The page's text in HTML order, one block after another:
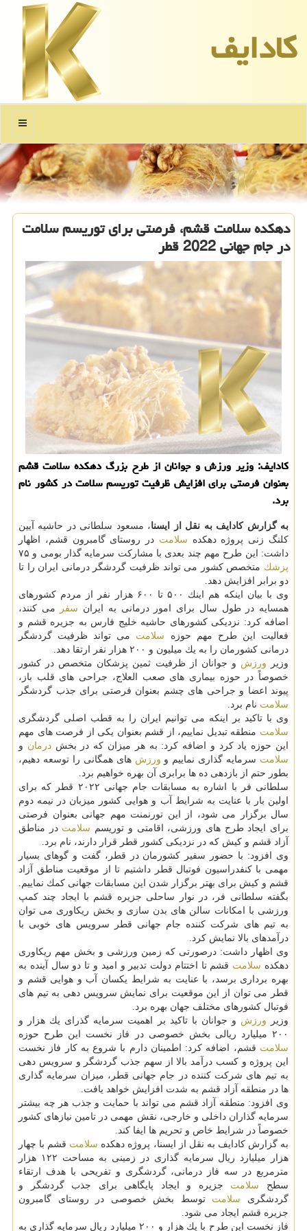
كادایف
منو
دهكده سلامت قشم، فرصتی برای توریسم سلامت
در جام جهانی 2022 قطر
كادایف: وزیر ورزش و جوانان از طرح بزرگ دهكده سلامت قشم
بعنوان فرصتی برای افزایش ظرفیت توریسم سلامت در كشور نام
برد.
به گزارش كادایف به نقل از ایسنا، مسعود سلطانی در حاشیه آیین
كلنگ زنی پروژه دهكده سلامت در روستای گامبرون قشم، اظهار
داشت: این طرح مهم چند بعدی با مشاركت سرمایه گذار بومی و ۷۵
پزشك متخصص كشور می تواند ظرفیت گردشگر درمانی ایران را تا
دو برابر افزایش دهد.
وی با بیان اینكه هم اینك ۵۰۰ تا ۶۰۰ هزار نفر از مردم كشورهای
همسایه در طول سال برای امور درمانی به ایران سفر
می كنند،
اضافه كرد: نزدیكی كشورهای حاشیه خلیج فارس به جزیره قشم و
فعالیت این طرح مهم حوزه سلامت می تواند ظرفیت گردشگر
درمانی كشورمان را به یك میلیون و ۲۰۰ هزار نفر ارتقا دهد.
وزیر ورزش و جوانان از ظرفیت ثمین پزشكان متخصص در كشور
خصوصاً در حوزه بیماری های صعب العلاج، جراحی های قلب باز،
پیوند اعضا و جراحی های چشم بعنوان فرصتی برای جذب گردشگر
سلامت نام برد.
وی با تاكید بر اینكه می توانیم ایران را به قطب اصلی گردشگری
سلامت منطقه تبدیل نماییم، از قشم بعنوان یكی از فرصت های مهم
این حوزه یاد كرد و اضافه كرد: به هر میزان كه در بخشدرمان و
سلامت سرمایه گذاری نماییم و ورزش های همگانی را توسعه دهیم،
بطور حتم از بازدهی ده ها برابری آن بهره خواهیم برد.
سلطانی فر با اشاره به مسابقات جام جهانی ۲۰۲۲ قطر كه برای
اولین بار با عنایت به شرایط آب و هوایی كشور میزبان در نیمه دوم
سال برگزار می شود، از این تورنمنت مهم جهانی بعنوان فرصتی
برای ایجاد طرح های ورزشی، اقامتی و توریسم سلامت در مناطق
آزاد قشم و كیش كه در نزدیكی كشور قطر قرار دارند، نام برد.
وی افزود: با حضور سفیر كشورمان در قطر، گفت و گوهای بسیار
مهمی با كنفدراسیون فوتبال قطر داشتیم تا از موقعیت مناطق آزاد
قشم و كیش برای بهتر برگزار شدن این مسابقات جهانی كمك نماییم.
بگفته سلطانی فر، در نوار ساحلی جزیره قشم با ایجاد چند كمپ
ورزشی با امكانات سالن های بدن سازی و بخش ریكاوری می توان
به تیم های شركت كننده جام جهانی قطر سرویس های خوبی با
درآمدهای بالا نمایش كرد.
وی اظهار داشت: درصورتی كه زمین ورزشی و بخش مهم ریكاوری
دهكده سلامت قشم تا اختتام دولت تدبیر و امید و تا دو سال آینده به
بهره برداری برسد، با عنایت به شرایط یكسان آب و هوایی قشم و
قطر می توان از این موقعیت برای نمایش سرویس دهی به تیم های
فوتبال كشورهای مختلف جهان بهره برد.
وزیر ورزش و جوانان با تاكید بر اهمیت سرمایه گذرای یك هزار و
۲۰۰ میلیارد ریالی بخش خصوصی در فاز نخست این طرح حوزه
سلامت قشم، اضافه كرد: اطمینان دارم با شروع به كار فاز نخست
این پروژه و كسب درآمد بالا از سهم جذب گردشگر و سرویس دهی
به تیم های شركت كننده در جام جهانی قطر، میزان سرمایه گذاری
ها در منطقه آزاد قشم به شدت افزایش خواهد یافت.
وی افزود: منطقه آزاد قشم می تواند با حمایت و جذب هر چه بیشتر
سرمایه گذاران داخلی و خارجی، نقش مهمی در تامین نیازهای كشور
خصوصاً در شرایط خاص و تحریم ها ایفا كند.
به گزارش كادایف به نقل از ایسنا، پروژه دهكده سلامت قشم با چهار
هزار میلیارد ریال سرمایه گذاری در زمینی به مساحت ۱۲۲ هزار
مترمربع در سه فاز درمانی، گردشگری و تفریحی با هدف ارتقاء
سطح سلامت جزیره و ایجاد پایگاهی برای جذب گردشگر و
گردشگری سلامت توسط بخش خصوصی در روستای گامبرون
جزیره قشم ایجاد می شود.
فاز نخست این طرح با یك هزار و ۲۰۰ میلیارد ریال سرمایه گذاری به